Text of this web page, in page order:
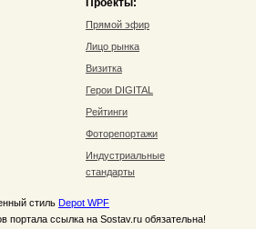
Проекты:
Прямой эфир
Лицо рынка
Визитка
Герои DIGITAL
Рейтинги
Фоторепортажи
Индустриальные
стандарты
стиль Depot WPF
портала ссылка на Sostav.ru обязательна!